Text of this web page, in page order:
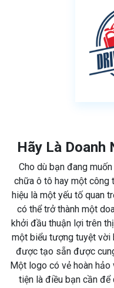
Hãy Là Doanh
Cho dù bạn đang
chữa ô tô hay một công
hiệu là một yếu tố quan
có thể trở thành một
khởi đầu thuận lợi trên
một biểu tượng tuyệt vời
được tạo sẵn được
Một logo có vẻ hoàn
tiện là điều bạn cần